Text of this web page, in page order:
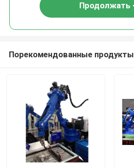
Продолжать
Порекомендованные продукты